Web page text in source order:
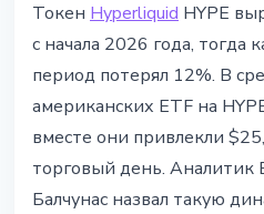
HYPE +120% за
привлекли
за день
21 мая 2026 г.4 мин чтения
Наталия Дорофеева
Токен Hyperliquid HYPE
с начала 2026 года, тогда
период потерял 12%. В
американских ETF на
вместе они привлекли
торговый день. Аналитик
Балчунас назвал такую